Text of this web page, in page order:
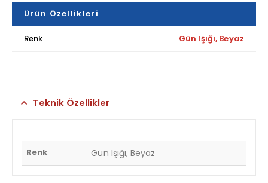
Ürün Özellikleri
Renk Gün Işığı, Beyaz
Teknik Özellikler
Renk Gün Işığı, Beyaz